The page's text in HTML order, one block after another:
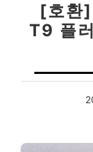
[호환]
T9 플